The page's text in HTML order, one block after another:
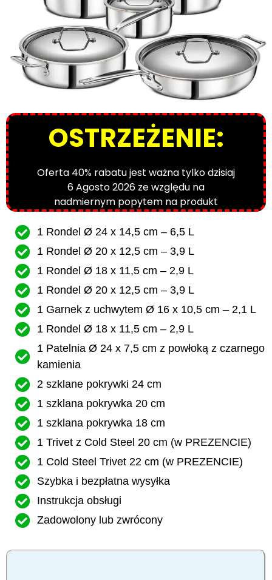
OSTRZEŻENIE:
Oferta 40% rabatu jest ważna tylko dzisiaj
6 Agosto 2026 ze względu na
nadmiernym popytem na produkt
1 Rondel Ø 24 x 14,5 cm – 6,5 L
1 Rondel Ø 20 x 12,5 cm – 3,9 L
1 Rondel Ø 18 x 11,5 cm – 2,9 L
1 Rondel Ø 20 x 12,5 cm – 3,9 L
1 Garnek z uchwytem Ø 16 x 10,5 cm – 2,1 L
1 Rondel Ø 18 x 11,5 cm – 2,9 L
1 Patelnia Ø 24 x 7,5 cm z powłoką z czarnego
kamienia
2 szklane pokrywki 24 cm
1 szklana pokrywka 20 cm
1 szklana pokrywka 18 cm
1 Trivet z Cold Steel 20 cm (w PREZENCIE)
1 Cold Steel Trivet 22 cm (w PREZENCIE)
Szybka i bezpłatna wysyłka
Instrukcja obsługi
Zadowolony lub zwrócony